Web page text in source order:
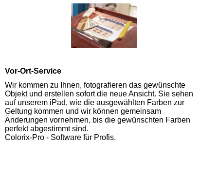
Vor-Ort-Service
Wir kommen zu Ihnen, fotografieren das gewünschte
Objekt und erstellen sofort die neue Ansicht. Sie sehen
auf unserem iPad, wie die ausgewählten Farben zur
Geltung kommen und wir können gemeinsam
Änderungen vornehmen, bis die gewünschten Farben
perfekt abgestimmt sind.
Colorix-Pro - Software für Profis.